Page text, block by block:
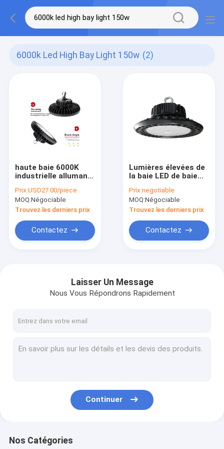
6000k Led High Bay Light 150w (2)
haute baie 6000K
industrielle allumant
120 degrés de
facultatifs
Prix:USD27.00/piece
MOQ:Négociable
Trouvez les derniers prix
Contactez
Lumières élevées de
la baie LED de baie
élevé de la lampe
130lm/W
Prix:negotiable
MOQ:Négociable
Trouvez les derniers prix
Contactez
Laisser Un Message
Nous Vous Répondrons Rapidement
Continuer
Nos Catégories